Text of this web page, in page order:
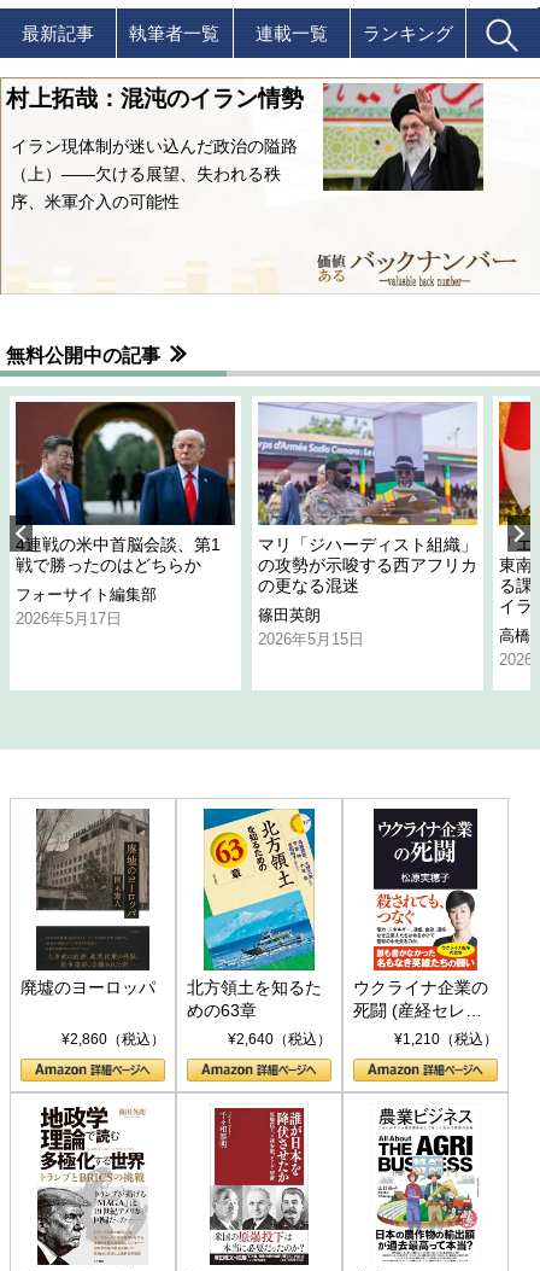
最新記事 執筆者一覧 連載一覧 ランキング
村上拓哉：混沌のイラン情勢
イラン現体制が迷い込んだ政治の隘路
（上）――欠ける展望、失われる秩
序、米軍介入の可能性
無料公開中の記事
4連戦の米中首脳会談、第1
戦で勝ったのはどちらか
フォーサイト編集部
2026年5月17日
マリ「ジハーディスト組織」
の攻勢が示唆する西アフリカ
の更なる混迷
篠田英朗
2026年5月15日
「
東南
る課
イラ
高橋
2026
廃墟のヨーロッパ
¥2,860（税込）
北方領土を知るた
めの63章
¥2,640（税込）
ウクライナ企業の
死闘 (産経セレク
ト S 039)¥1,210（税込）